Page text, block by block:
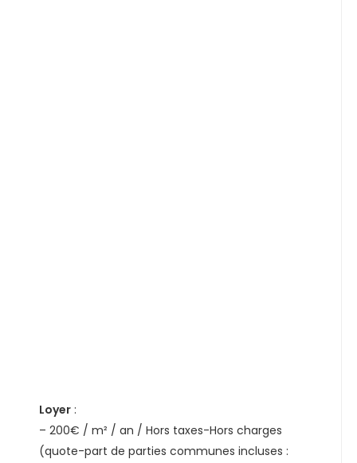
Loyer :
– 200€ / m² / an / Hors taxes-Hors charges
(quote-part de parties communes incluses :